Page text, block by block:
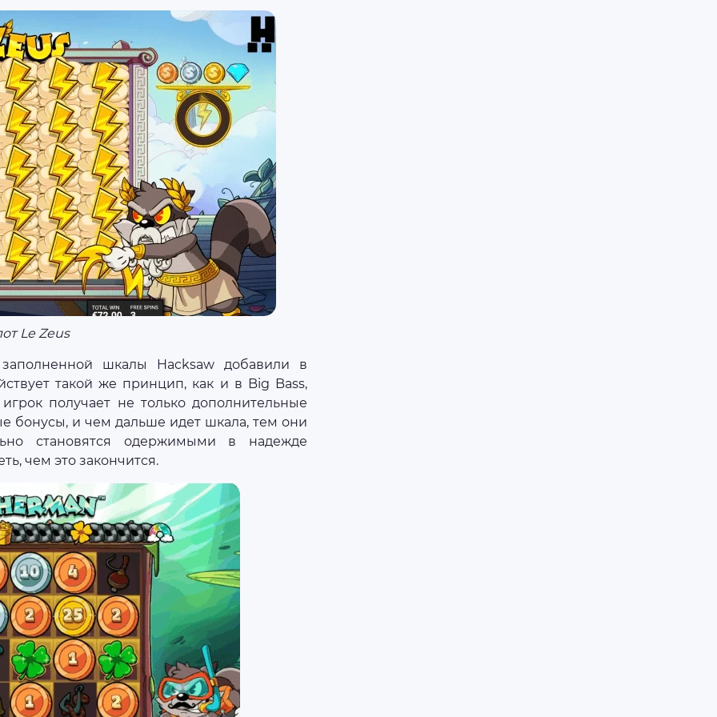
Le Zeus
шкалы Hacksaw добавили в
такой же принцип, как и в Big Bass,
получает не только дополнительные
бонусы, и чем дальше идет шкала, тем они
становятся одержимыми в надежде
чем это закончится.